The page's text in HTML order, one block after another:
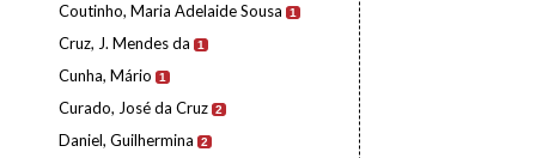
Coutinho, Maria Adelaide Sousa 1
Cruz, J. Mendes da 1
Cunha, Mário 1
Curado, José da Cruz 2
Daniel, Guilhermina 2